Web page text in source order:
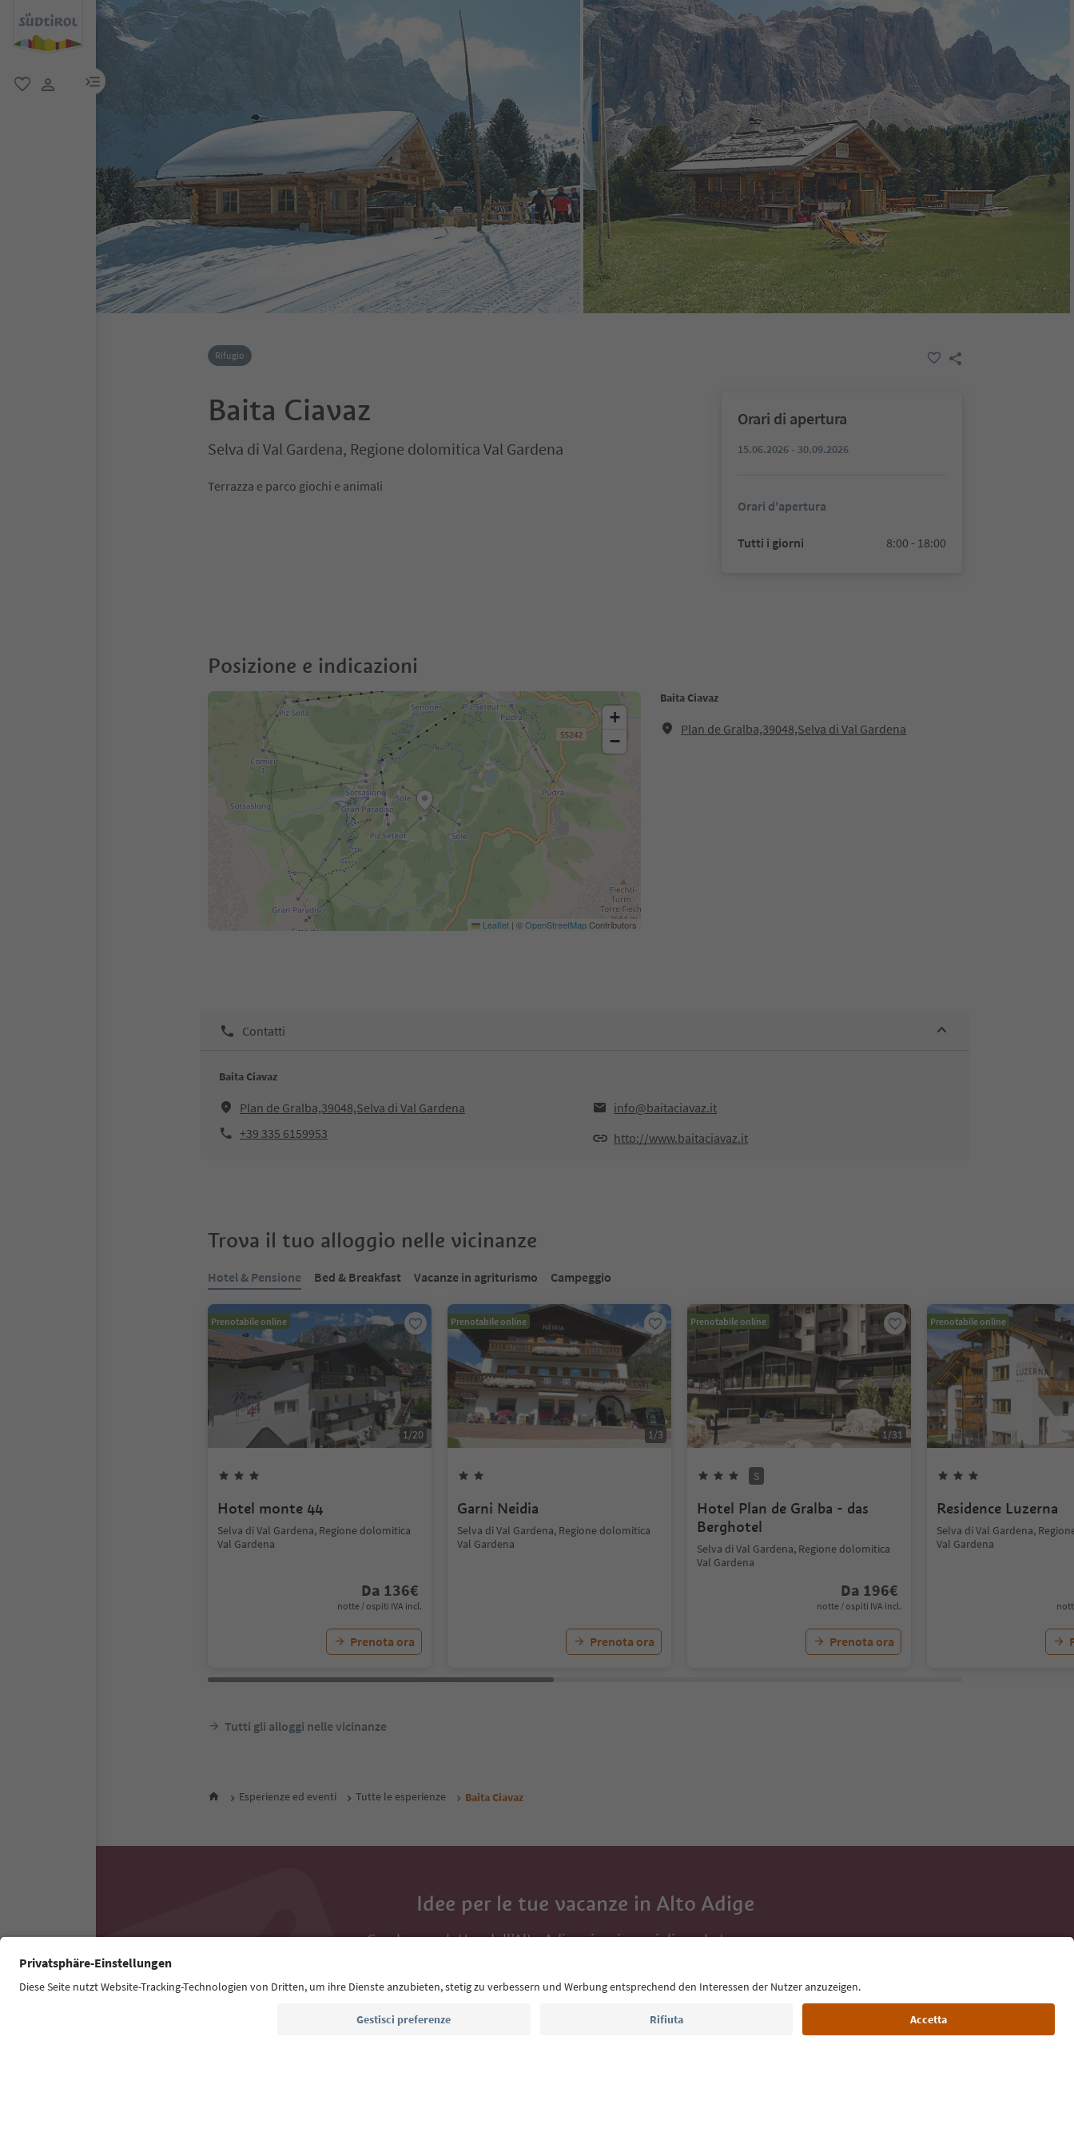
menu link
Rifugio
Baita Ciavaz
Selva di Val Gardena, Regione dolomitica Val Gardena
Terrazza e parco giochi e animali
Orari di apertura
15.06.2026 - 30.09.2026
Orari d'apertura
Tutti i giorni 8:00 - 18:00
Posizione e indicazioni
Baita Ciavaz
Plan de Gralba,39048,Selva di Val Gardena
+
−
Leaflet | ©OpenStreetMapContributors
Contatti
Baita Ciavaz
Plan de Gralba,39048,Selva di Val Gardena
info@baitaciavaz.it
+39 335 6159953
http://www.baitaciavaz.it
Trova il tuo alloggio nelle vicinanze
Hotel & Pensione Bed & Breakfast Vacanze in agriturismo Campeggio
Prenotabile online
1/20
Hotel monte 44
Selva di Val Gardena, Regione dolomitica
Val Gardena
Da 136€
notte / ospiti IVA incl.
Prenota ora
Prenotabile online
1/3
Garni Neidia
Selva di Val Gardena, Regione dolomitica
Val Gardena
Prenota ora
Prenotabile online
1/31
S
Hotel Plan de Gralba - das
Berghotel
Selva di Val Gardena, Regione dolomitica
Val Gardena
Da 196€
notte / ospiti IVA incl.
Prenota ora
Prenotabile online
Residence Luzerna
Selva di Val Gardena,
Val Gardena
Tutti gli alloggi nelle vicinanze
Esperienze ed eventi Tutte le esperienze Baita Ciavaz
Idee per le tue vacanze in Alto Adige
Con la newsletter dell’Alto Adige ricevi consigli per le tue vacanze,
Indirizzo e-mail*